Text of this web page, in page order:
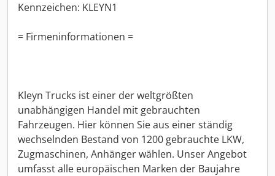
Kennzeichen: KLEYN1
= Firmeninformationen =
Kleyn Trucks ist einer der weltgrößten
unabhängigen Handel mit gebrauchten
Fahrzeugen. Hier können Sie aus einer ständig
wechselnden Bestand von 1200 gebrauchte LKW,
Zugmaschinen, Anhänger wählen. Unser Angebot
umfasst alle europäischen Marken der Baujahre